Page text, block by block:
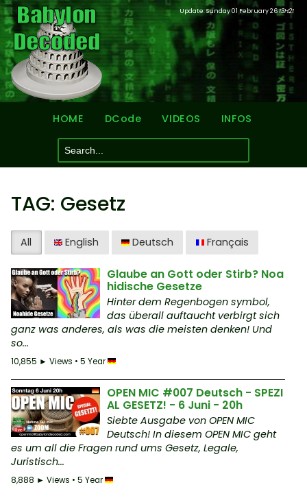
Update: Sunday 01 February 2613H21
HOME DCode VIDEOS INFOS
TAG: Gesetz
All English Deutsch Français
Glaube an Gott oder Stirb? Noa
hidische Gesetze
Hinter dem Regenbogen symbol,
das überall auftaucht verbirgt sich
ganz was anderes, als was die meisten denken! Und
so...
10,855 ► Views • 5 Year
OPEN MIC #007 Deutsch - SPEZI
AL GESETZ! - 6 Juni - 20h
Siebte Ausgabe von OPEN MIC
Deutsch! In diesem OPEN MIC geht
es um all die Fragen rund ums Gesetz, Legale,
Juristisch...
8,888 ► Views • 5 Year